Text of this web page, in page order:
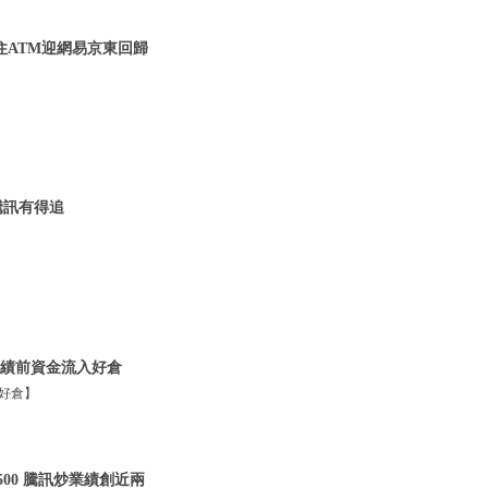
ATM迎網易京東回歸
訊有得追
前資金流入好倉
倉】
騰訊炒業績創近兩